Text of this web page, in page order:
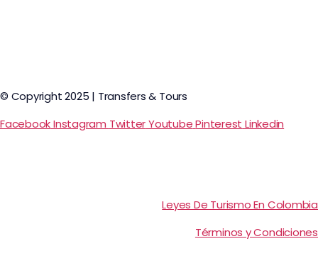
© Copyright 2025 | Transfers & Tours
FacebookInstagram TwitterYoutubePinterest Linkedin
Leyes De Turismo En Colombia
Términos y Condiciones